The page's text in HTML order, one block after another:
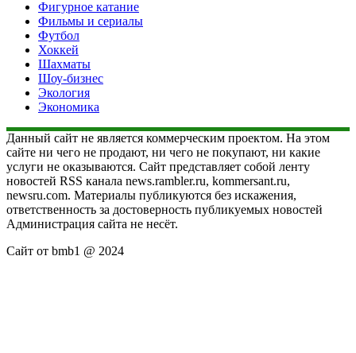
Фигурное катание
Фильмы и сериалы
Футбол
Хоккей
Шахматы
Шоу-бизнес
Экология
Экономика
Данный сайт не является коммерческим проектом. На этом
сайте ни чего не продают, ни чего не покупают, ни какие
услуги не оказываются. Сайт представляет собой ленту
новостей RSS канала news.rambler.ru, kommersant.ru,
newsru.com. Материалы публикуются без искажения,
ответственность за достоверность публикуемых новостей
Администрация сайта не несёт.
Сайт от bmb1 @ 2024